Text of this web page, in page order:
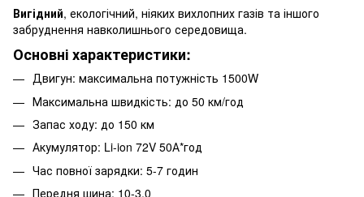
Вигідний, екологічний, ніяких вихлопних газів та іншого
забруднення навколишнього середовища.
Основні характеристики:
Двигун: максимальна потужність 1500W
Максимальна швидкість: до 50 км/год
Запас ходу: до 150 км
Акумулятор: Li-ion 72V 50А*год
Час повної зарядки: 5-7 годин
Передня шина: 10-3.0